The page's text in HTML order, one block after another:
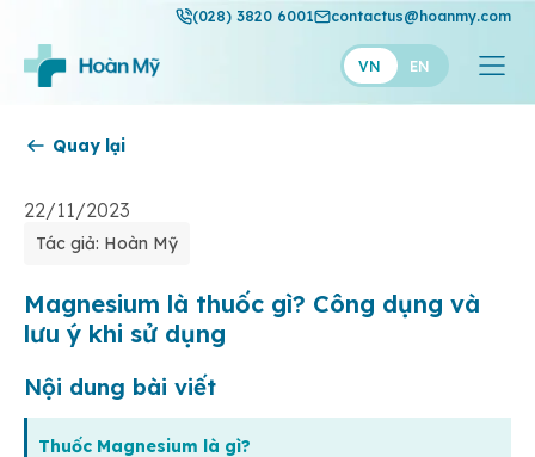
(028) 3820 6001 contactus@hoanmy.com
VN EN
Thuận Mỹ
Quay lại
22/11/2023
Tác giả: Hoàn Mỹ
Magnesium là thuốc gì? Công dụng và
lưu ý khi sử dụng
Nội dung bài viết
Thuốc Magnesium là gì?